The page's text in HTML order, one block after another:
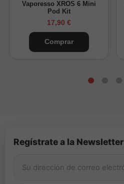
Vaporesso XROS 6 Mini
Pod Kit
17,90 €
Comprar
Regístrate a la Newsletter